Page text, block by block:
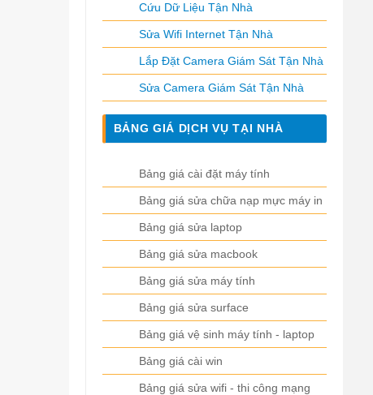
Cứu Dữ Liệu Tận Nhà
Sửa Wifi Internet Tận Nhà
Lắp Đặt Camera Giám Sát Tận Nhà
Sửa Camera Giám Sát Tận Nhà
BẢNG GIÁ DỊCH VỤ TẠI NHÀ
Bảng giá cài đặt máy tính
Bảng giá sửa chữa nạp mực máy in
Bảng giá sửa laptop
Bảng giá sửa macbook
Bảng giá sửa máy tính
Bảng giá sửa surface
Bảng giá vệ sinh máy tính - laptop
Bảng giá cài win
Bảng giá sửa wifi - thi công mạng